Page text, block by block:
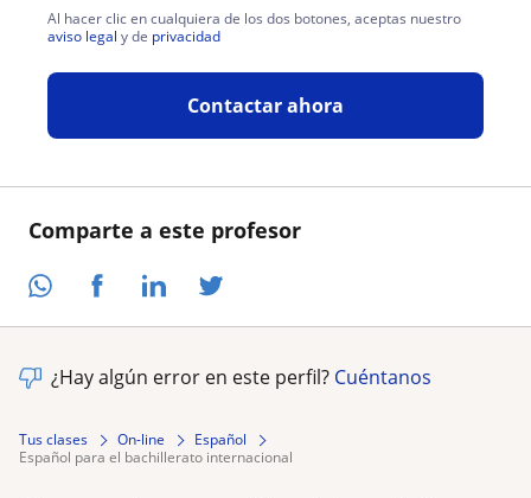
Comparte a este profesor
Al hacer clic en cualquiera de los dos botones, aceptas nuestro
aviso legal y de privacidad
Contactar ahora
¿Hay algún error en este perfil? Cuéntanos
Tus clases On-line
Español
español para el bachillerato internacional